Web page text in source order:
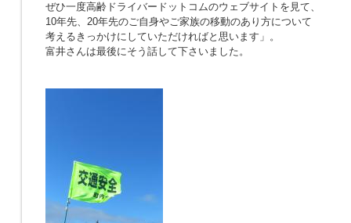
ぜひ一度高齢ドライバードットコムのウェブサイトを見て、
10年先、20年先のご自身やご家族の移動のあり方について
考えるきっかけにしていただければと思います」。
富井さんは最後にそう話して下さいました。